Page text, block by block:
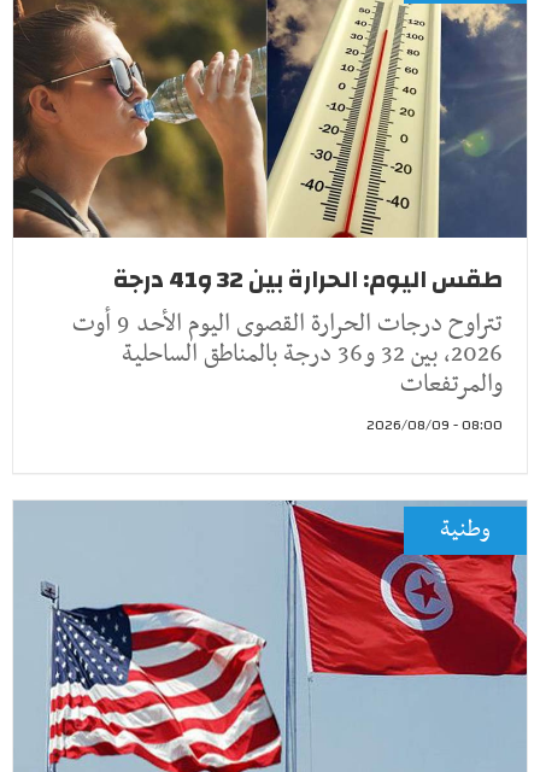
طقس اليوم: الحرارة بين 32 و41 درجة
تتراوح درجات الحرارة القصوى اليوم الأحد 9 أوت
2026، بين 32 و36 درجة بالمناطق الساحلية
والمرتفعات
08:00 - 2026/08/09
وطنية